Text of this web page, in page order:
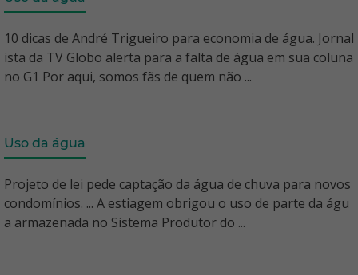
10 dicas de André Trigueiro para economia de água. Jornal
ista da TV Globo alerta para a falta de água em sua coluna
no G1 Por aqui, somos fãs de quem não ...
Uso da água
Projeto de lei pede captação da água de chuva para novos
condomínios. ... A estiagem obrigou o uso de parte da águ
a armazenada no Sistema Produtor do ...